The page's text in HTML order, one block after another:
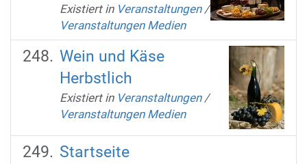
Existiert in Veranstaltungen /
Veranstaltungen Medien
Wein und Käse
Herbstlich
Existiert in Veranstaltungen /
Veranstaltungen Medien
Startseite